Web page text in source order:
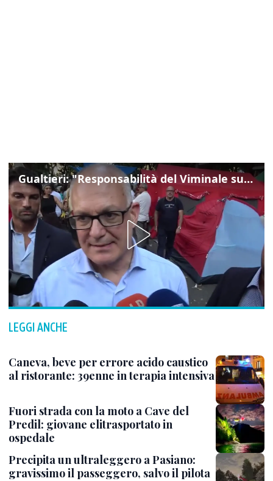
Gualtieri: "Responsabilità del Viminale su Spin Time? La posizione dei partiti è nota"
LEGGI ANCHE
Caneva, beve per errore acido caustico
al ristorante: 39enne in terapia intensiva
Fuori strada con la moto a Cave del
Predil: giovane elitrasportato in
ospedale
Precipita un ultraleggero a Pasiano:
gravissimo il passeggero, salvo il pilota